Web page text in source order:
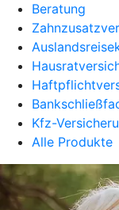
Beratung
Kfz-
Alle Produkte